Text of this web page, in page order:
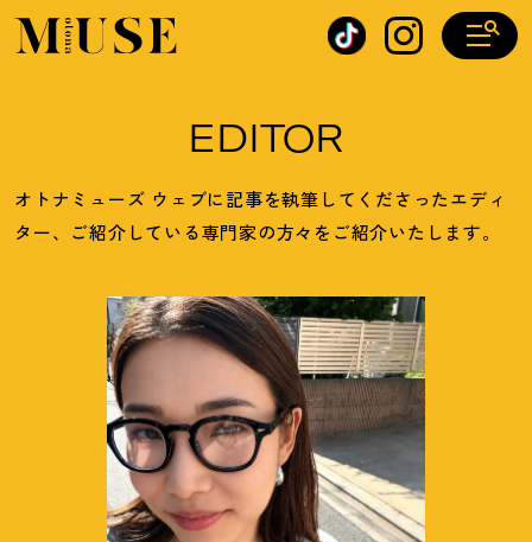
オトナミューズ ウェブ
EDITOR
オトナミューズ ウェブに記事を執筆してくださったエディ
ター、ご紹介している専門家の方々をご紹介いたします。